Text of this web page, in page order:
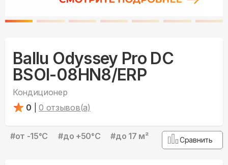
Ballu Odyssey Pro DC
BSOI-08HN8/ERP
Кондиционер
0
0 отзывов(а)
#от -15°С #до +50°С #до 17 м² Сравнить